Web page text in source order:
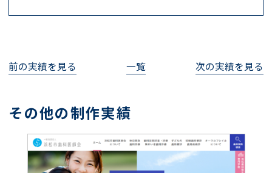
前の実績を見る 一覧 次の実績を見る
その他の制作実績